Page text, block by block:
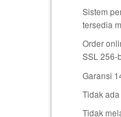
Sistem
tersedia
Order
SSL 256-
Garansi
Tidak
Tidak